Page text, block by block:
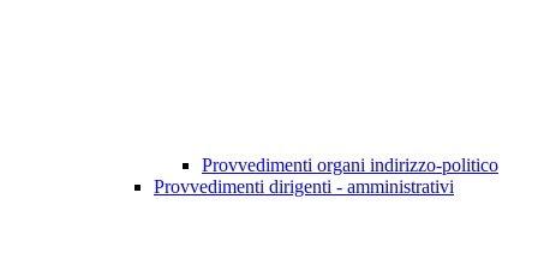
Provvedimenti organi indirizzo-politico
Provvedimenti dirigenti - amministrativi